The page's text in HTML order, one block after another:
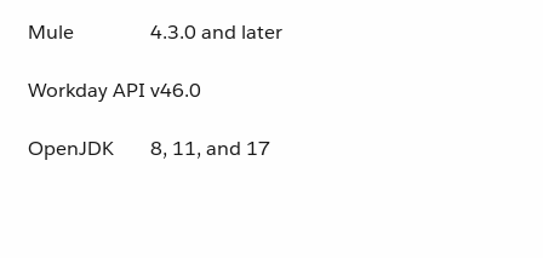
Mule
4.3.0 and later
Workday API v46.0
OpenJDK 8, 11, and 17